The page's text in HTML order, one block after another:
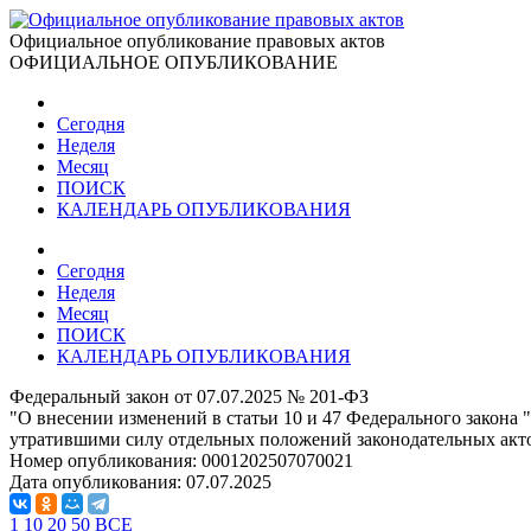
Официальное опубликование правовых актов
ОФИЦИАЛЬНОЕ ОПУБЛИКОВАНИЕ
Сегодня
Неделя
Месяц
ПОИСК
КАЛЕНДАРЬ ОПУБЛИКОВАНИЯ
Сегодня
Неделя
Месяц
ПОИСК
КАЛЕНДАРЬ ОПУБЛИКОВАНИЯ
Федеральный закон от 07.07.2025 № 201-ФЗ
"О внесении изменений в статьи 10 и 47 Федерального
утратившими силу отдельных положений законодательных
Номер опубликования: 0001202507070021
Дата опубликования: 07.07.2025
1 10 20 50 ВСЕ